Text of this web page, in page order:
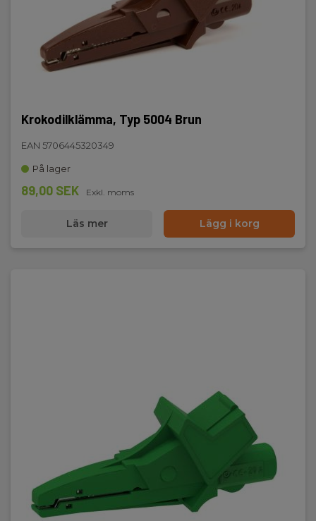
Krokodilklämma, Typ 5004 Brun
EAN 5706445320349
På lager
89,00 SEK Exkl. moms
Läs mer Lägg i korg